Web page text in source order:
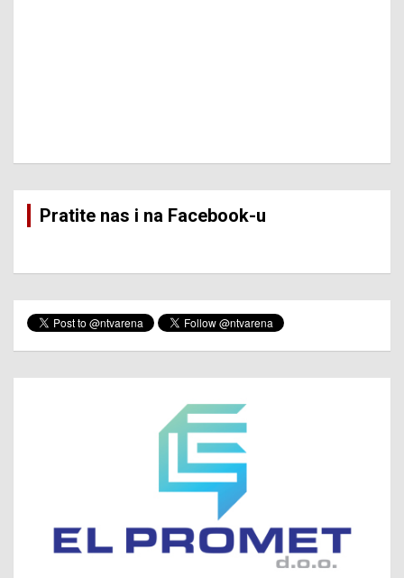
Pratite nas i na Facebook-u